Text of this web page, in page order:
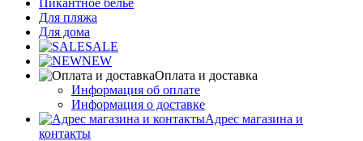
Пикантное белье
Для пляжа
Для дома
SALE
NEW
Оплата и доставка
Информация об оплате
Информация о доставке
Адрес магазина и
контакты